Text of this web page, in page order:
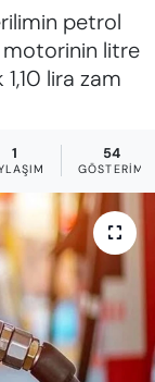
petrol
motorinin litre
lira zam
1 54
GÖSTERIM